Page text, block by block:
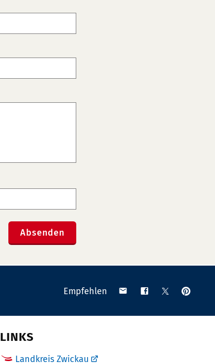
Absenden
Empfehlen
Teilen Teilen Teilen
LINKS
Landkreis Zwickau